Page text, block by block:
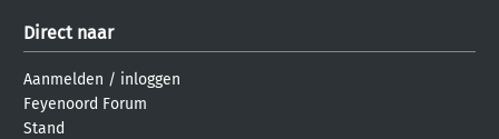
Direct naar
Aanmelden / inloggen
Feyenoord Forum
Stand